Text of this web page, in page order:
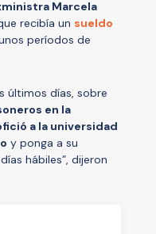
Marcela
recibía un sueldo
períodos de
últimos días, sobre
en la
a la universidad
y ponga a su
hábiles”, dijeron